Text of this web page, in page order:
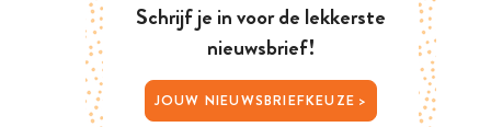
Schrijf je in voor de lekkerste
nieuwsbrief!
JOUW NIEUWSBRIEFKEUZE >